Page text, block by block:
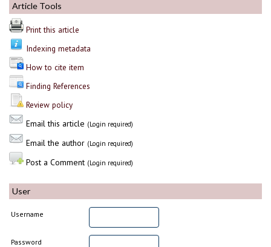
Article Tools
Print this article
Indexing metadata
How to cite item
Finding References
Review policy
Email this article (Login required)
Email the author (Login required)
Post a Comment (Login required)
User
Username
Password